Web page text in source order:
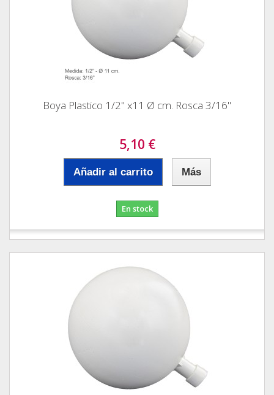
Boya Plastico 1/2" x11 Ø cm. Rosca 3/16"
5,10 €
Añadir al carrito Más
En stock